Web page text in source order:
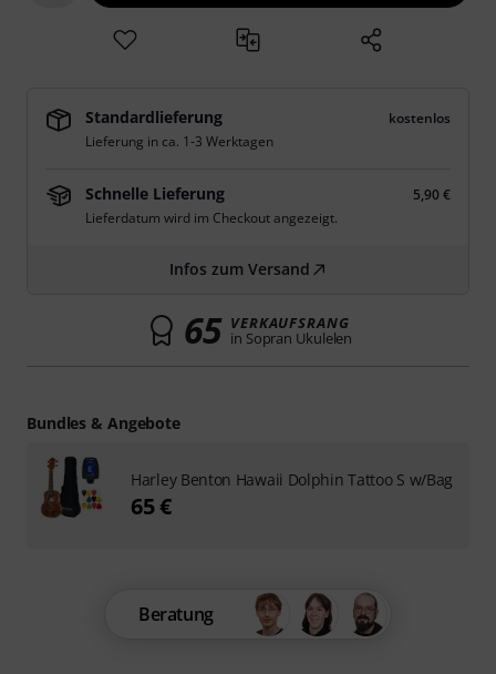
Standardlieferung
kostenlos
Lieferung in ca. 1-3 Werktagen
Schnelle Lieferung
5,90 €
Lieferdatum wird im Checkout angezeigt.
Infos zum Versand
65 VERKAUFSRANG
in Sopran Ukulelen
Beratung
Bundles & Angebote
Harley Benton Hawaii Dolphin Tattoo S w/Bag
65 €